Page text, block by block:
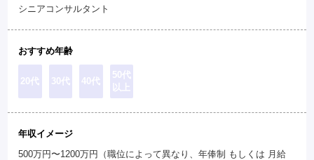
シニアコンサルタント
おすすめ年齢
20代 30代 40代
50代
以上
年収イメージ
500万円〜1200万円（職位によって異なり、年俸制 もしくは 月給